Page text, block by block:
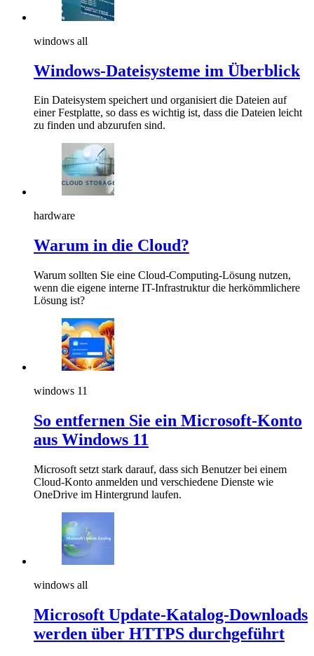
windows all
Windows-Dateisysteme im Überblick
Ein Dateisystem speichert und organisiert die Dateien auf
einer Festplatte, so dass es wichtig ist, dass die Dateien leicht
zu finden und abzurufen sind.
hardware
Warum in die Cloud?
Warum sollten Sie eine Cloud-Computing-Lösung nutzen,
wenn die eigene interne IT-Infrastruktur die herkömmlichere
Lösung ist?
windows 11
So entfernen Sie ein Microsoft-Konto
aus Windows 11
Microsoft setzt stark darauf, dass sich Benutzer bei einem
Cloud-Konto anmelden und verschiedene Dienste wie
OneDrive im Hintergrund laufen.
windows all
Microsoft Update-Katalog-Downloads
werden über HTTPS durchgeführt